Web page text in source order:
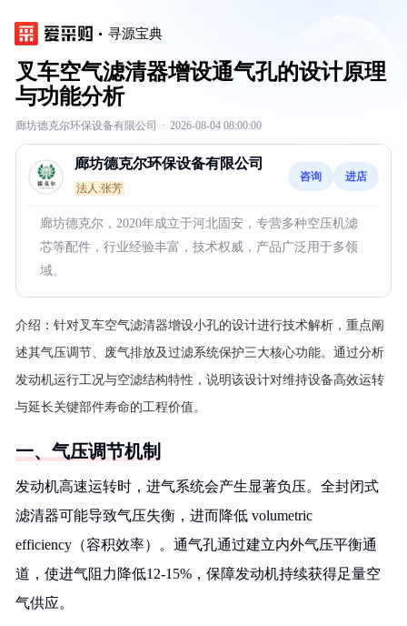
寻源宝典
叉车空气滤清器增设通气孔的设计原理
与功能分析
廊坊德克尔环保设备有限公司 · 2026-08-04 08:00:00
廊坊德克尔环保设备有限公司
法人:张芳
咨询 进店
廊坊德克尔，2020年成立于河北固安，专营多种空压机滤
芯等配件，行业经验丰富，技术权威，产品广泛用于多领
域。
介绍： 针对叉车空气滤清器增设小孔的设计进行技术解析，重点阐
述其气压调节、废气排放及过滤系统保护三大核心功能。通过分析
发动机运行工况与空滤结构特性，说明该设计对维持设备高效运转
与延长关键部件寿命的工程价值。
一、气压调节机制
发动机高速运转时，进气系统会产生显著负压。全封闭式
滤清器可能导致气压失衡，进而降低 volumetric
efficiency（容积效率）。通气孔通过建立内外气压平衡通
道，使进气阻力降低12-15%，保障发动机持续获得足量空
气供应。